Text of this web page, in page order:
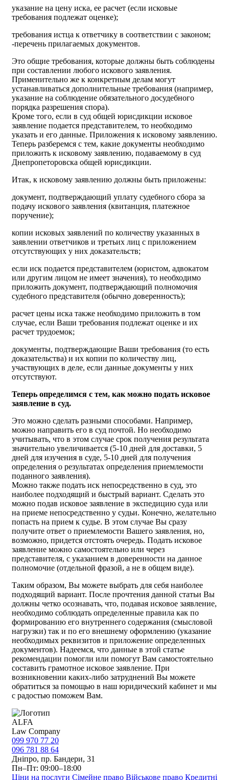
указание на цену иска, ее расчет (если исковые
требования подлежат оценке);
требования истца к ответчику в соответствии с законом;
-перечень прилагаемых документов.
Это общие требования, которые должны быть соблюдены
при составлении любого искового заявления.
Применительно же к конкретным делам могут
устанавливаться дополнительные требования (например,
указание на соблюдение обязательного досудебного
порядка разрешения спора).
Кроме того, если в суд общей юрисдикции исковое
заявление подается представителем, то необходимо
указать и его данные. Приложения к исковому заявлению.
Теперь разберемся с тем, какие документы необходимо
приложить к исковому заявлению, подаваемому в суд
Днепропеторовска общей юрисдикции.
Итак, к исковому заявлению должны быть приложены:
документ, подтверждающий уплату судебного сбора за
подачу искового заявления (квитанция, платежное
поручение);
копии исковых заявлений по количеству указанных в
заявлении ответчиков и третьих лиц с приложением
отсутствующих у них доказательств;
если иск подается представителем (юристом, адвокатом
или другим лицом не имеет значения), то необходимо
приложить документ, подтверждающий полномочия
судебного представителя (обычно доверенность);
расчет цены иска также необходимо приложить в том
случае, если Ваши требования подлежат оценке и их
расчет трудоемок;
документы, подтверждающие Ваши требования (то есть
доказательства) и их копии по количеству лиц,
участвующих в деле, если данные документы у них
отсутствуют.
Теперь определимся с тем, как можно подать исковое
заявление в суд.
Это можно сделать разными способами. Например,
можно направить его в суд почтой. Но необходимо
учитывать, что в этом случае срок получения результата
значительно увеличивается (5-10 дней для доставки, 5
дней для изучения в суде, 5-10 дней для получения
определения о результатах определения приемлемости
поданного заявления).
Можно также подать иск непосредственно в суд, это
наиболее подходящий и быстрый вариант. Сделать это
можно подав исковое заявление в экспедицию суда или
на приеме непосредственно у судьи. Конечно, желательно
попасть на прием к судье. В этом случае Вы сразу
получите ответ о приемлемости Вашего заявления, но,
возможно, придется отстоять очередь. Подать исковое
заявление можно самостоятельно или через
представителя, с указанием в доверенности на данное
полномочие (отдельной фразой, а не в общем виде).
Таким образом, Вы можете выбрать для себя наиболее
подходящий вариант. После прочтения данной статьи Вы
должны четко осознавать, что, подавая исковое заявление,
необходимо соблюдать определенные правила как по
формированию его внутреннего содержания (смысловой
нагрузки) так и по его внешнему оформлению (указание
необходимых реквизитов и приложение определенных
документов). Надеемся, что данные в этой статье
рекомендации помогли или помогут Вам самостоятельно
составить грамотное исковое заявление. При
возникновении каких-либо затруднений Вы можете
обратиться за помощью в наш юридический кабинет и мы
с радостью поможем Вам.
ALFA
Law Company
099 970 77 20
096 781 88 64
Дніпро, пр. Бандери, 31
Пн–Пт: 09:00–18:00
Ціни на послуги Сімейне право Військове право Кредитні